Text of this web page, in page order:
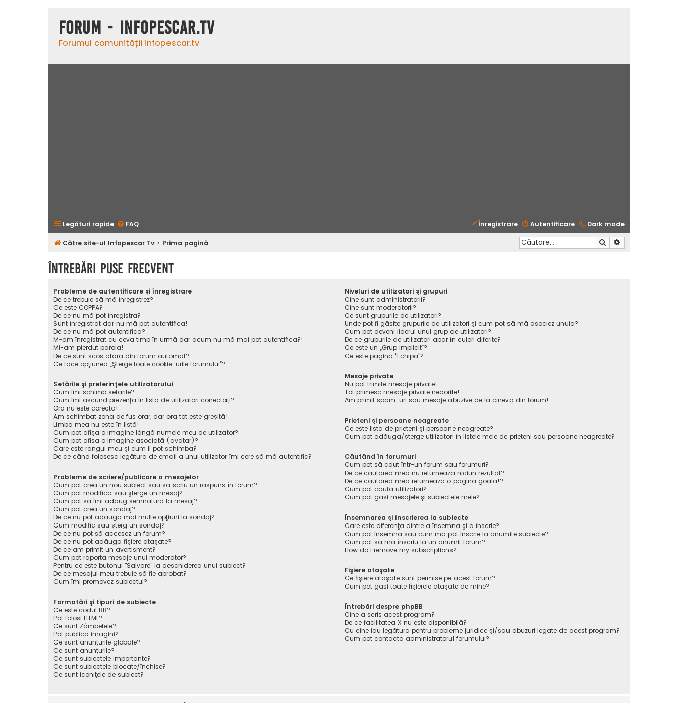
Forum - InfoPescar.Tv
Forumul comunității infopescar.tv
Legături rapide Dark mode
FAQ Autentificare
Înregistrare
Către site-ul Infopescar Tv Prima pagină Căutare
Întrebări puse frecvent
Probleme de autentificare şi înregistrare
De ce trebuie să mă înregistrez?
Ce este COPPA?
De ce nu mă pot înregistra?
Sunt înregistrat dar nu mă pot autentifica!
De ce nu mă pot autentifica?
M-am înregistrat cu ceva timp în urmă dar acum nu mă mai pot autentifica?!
Mi-am pierdut parola!
De ce sunt scos afară din forum automat?
Ce face opţiunea „Şterge toate cookie-urile forumului”?
Setările şi preferinţele utilizatorului
Cum îmi schimb setările?
Cum îmi ascund prezența în lista de utilizatori conectați?
Ora nu este corectă!
Am schimbat zona de fus orar, dar ora tot este greşită!
Limba mea nu este în listă!
Cum pot afişa o imagine lângă numele meu de utilizator?
Cum pot afișa o imagine asociată (avatar)?
Care este rangul meu şi cum il pot schimba?
De ce când folosesc legătura de email a unui utilizator îmi cere să mă autentific?
Probleme de scriere/publicare a mesajelor
Cum pot crea un nou subiect sau să scriu un răspuns în forum?
Cum pot modifica sau şterge un mesaj?
Cum pot să îmi adaug semnătură la mesaj?
Cum pot crea un sondaj?
De ce nu pot adăuga mai multe opţiuni la sondaj?
Cum modific sau şterg un sondaj?
De ce nu pot să accesez un forum?
De ce nu pot adăuga fişiere ataşate?
De ce am primit un avertisment?
Cum pot raporta mesaje unui moderator?
Pentru ce este butonul "Salvare" la deschiderea unui subiect?
De ce mesajul meu trebuie să fie aprobat?
Cum îmi promovez subiectul?
Formatări şi tipuri de subiecte
Ce este codul BB?
Pot folosi HTML?
Ce sunt Zâmbetele?
Pot publica imagini?
Ce sunt anunţurile globale?
Ce sunt anunţurile?
Ce sunt subiectele importante?
Ce sunt subiectele blocate/închise?
Ce sunt iconiţele de subiect?
Niveluri de utilizatori şi grupuri
Cine sunt administratorii?
Cine sunt moderatorii?
Ce sunt grupurile de utilizatori?
Unde pot fi găsite grupurile de utilizatori şi cum pot să mă asociez unuia?
Cum pot deveni liderul unui grup de utilizatori?
De ce grupurile de utilizatori apar în culori diferite?
Ce este un „Grup implicit”?
Ce este pagina "Echipa"?
Mesaje private
Nu pot trimite mesaje private!
Tot primesc mesaje private nedorite!
Am primit spam-uri sau mesaje abuzive de la cineva din forum!
Prieteni şi persoane neagreate
Ce este lista de prieteni şi persoane neagreate?
Cum pot adăuga/şterge utilizatori în listele mele de prieteni sau persoane neagreate?
Căutând în forumuri
Cum pot să caut într-un forum sau forumuri?
De ce căutarea mea nu returnează niciun rezultat?
De ce căutarea mea returnează o pagină goală!?
Cum pot căuta utilizatori?
Cum pot găsi mesajele şi subiectele mele?
Însemnarea şi înscrierea la subiecte
Care este diferenţa dintre a însemna şi a înscrie?
Cum pot însemna sau cum mă pot înscrie la anumite subiecte?
Cum pot să mă înscriu la un anumit forum?
How do I remove my subscriptions?
Fişiere ataşate
Ce fişiere ataşate sunt permise pe acest forum?
Cum pot găsi toate fişierele ataşate de mine?
Întrebări despre phpBB
Cine a scris acest program?
De ce facilitatea X nu este disponibilă?
Cu cine iau legătura pentru probleme juridice şi/sau abuzuri legate de acest program?
Cum pot contacta administratorul forumului?